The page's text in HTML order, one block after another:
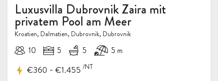
Luxusvilla Dubrovnik Zaira mit
privatem Pool am Meer
Kroatien, Dalmatien, Dubrovnik, Dubrovnik
10 5 5 5 m
€360 - €1.455 /NT